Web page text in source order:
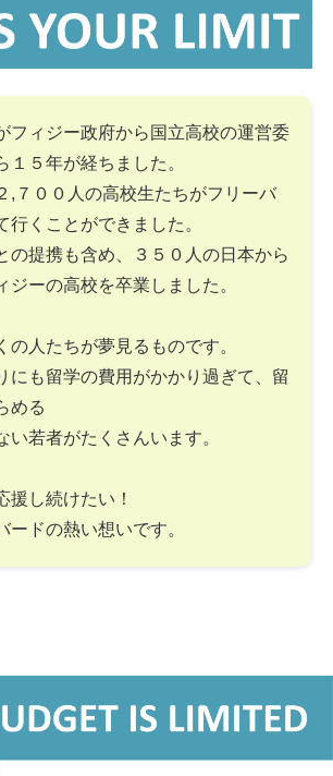
フィジー政府から国立高校の運営委
１５年が経ちました。
,７００人の高校生たちがフリーバ
行くことができました。
の提携も含め、３５０人の日本から
ジーの高校を卒業しました。
の人たちが夢見るものです。
にも留学の費用がかかり過ぎて、留
める
い若者がたくさんいます。
援し続けたい！
ードの熱い想いです。